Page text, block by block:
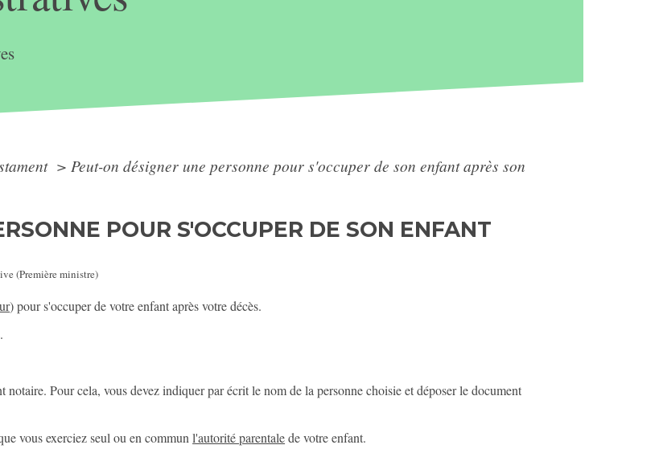
> Peut-on désigner une personne pour s'occuper de son enfant après son
POUR S'OCCUPER DE SON ENFANT
(Première ministre)
) pour s'occuper de votre enfant après votre décès.
Pour cela, vous devez indiquer par écrit le nom de la personne choisie et déposer le document
vous exerciez seul ou en communl'autorité parentalede votre enfant.